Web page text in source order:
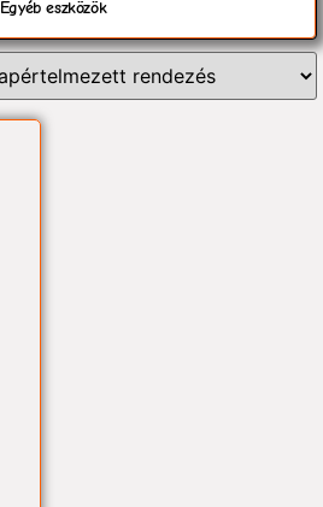
Egyéb eszközök